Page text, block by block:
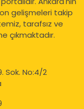
gelişmeleri takip
tarafsız ve
çıkmaktadır.
Sok. No:4/2